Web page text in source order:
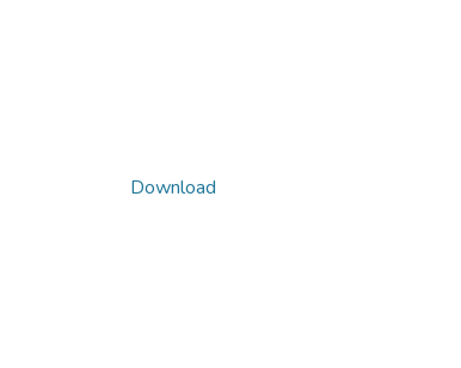
Download